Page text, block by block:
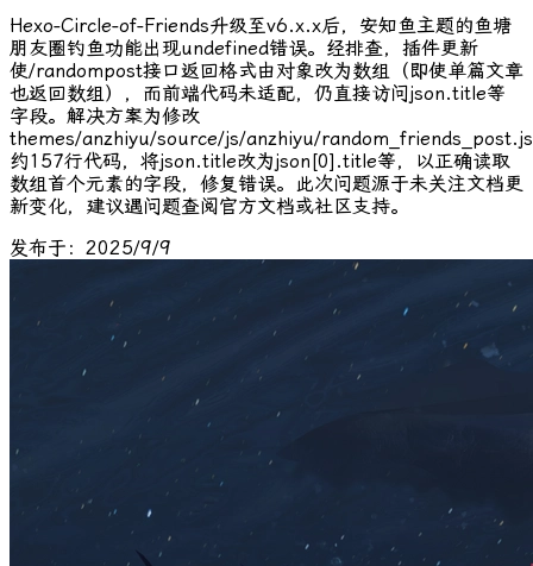
Hexo-Circle-of-Friends升级至v6.x.x后，安知鱼主题的鱼塘
朋友圈钓鱼功能出现undefined错误。经排查，插件更新
使/randompost接口返回格式由对象改为数组（即使单篇文章
也返回数组），而前端代码未适配，仍直接访问json.title等
字段。解决方案为修改
themes/anzhiyu/source/js/anzhiyu/random_friends_post.js
约157行代码，将json.title改为json[0].title等，以正确读取
数组首个元素的字段，修复错误。此次问题源于未关注文档更
新变化，建议遇问题查阅官方文档或社区支持。
发布于：2025/9/9